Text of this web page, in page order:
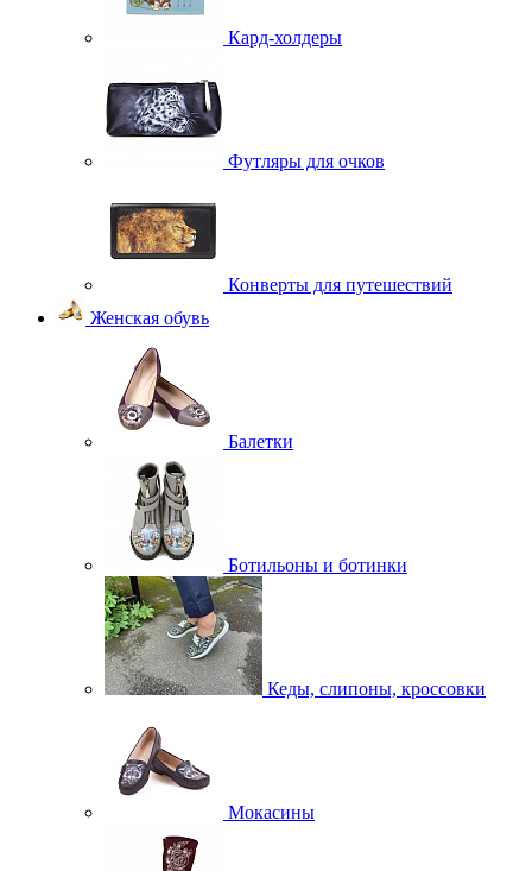
Кард-холдеры
Футляры для очков
Конверты для путешествий
Женская обувь
Балетки
Ботильоны и ботинки
Кеды, слипоны, кроссовки
Мокасины